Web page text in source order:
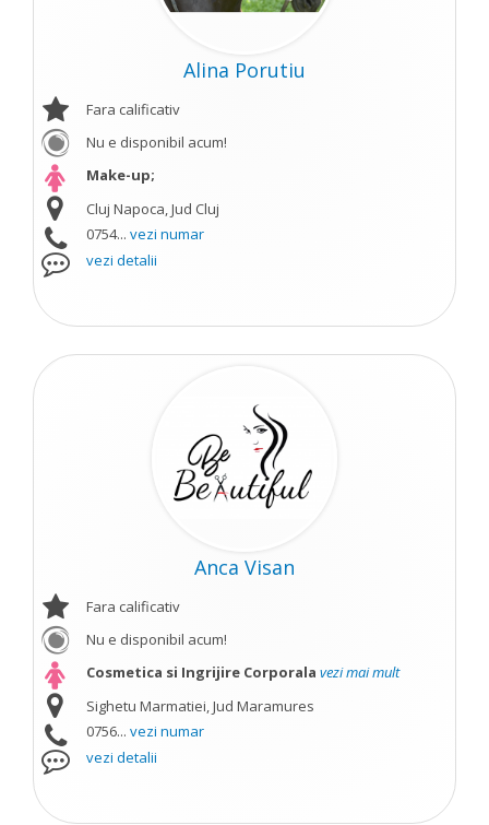
Alina Porutiu
Fara calificativ
Nu e disponibil acum!
Make-up;
Cluj Napoca, Jud Cluj
0754... vezi numar
vezi detalii
Anca Visan
Fara calificativ
Nu e disponibil acum!
Cosmetica si Ingrijire Corporala vezi mai mult
Sighetu Marmatiei, Jud Maramures
0756... vezi numar
vezi detalii